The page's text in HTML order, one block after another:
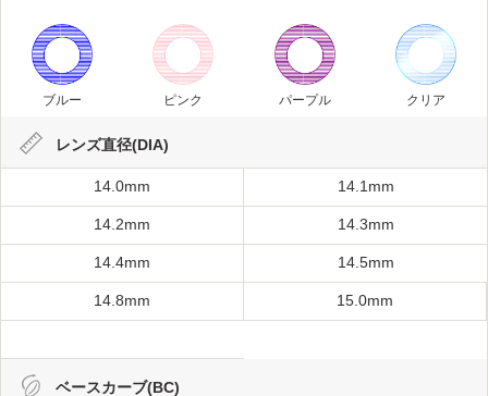
ブルー ピンク パープル クリア
レンズ直径(DIA)
14.0mm 14.1mm
14.2mm 14.3mm
14.4mm 14.5mm
14.8mm 15.0mm
ベースカーブ(BC)